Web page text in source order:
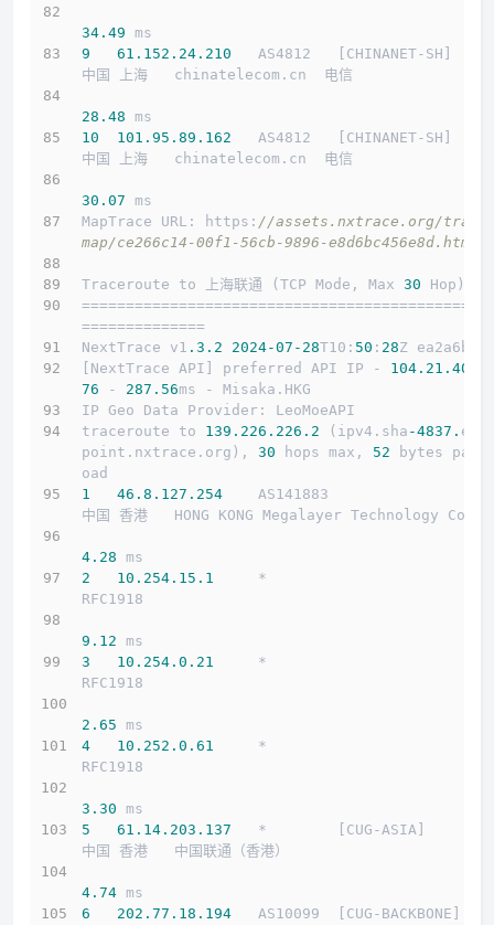
34.49 ms
9
61.152 .24 .210
   AS4812   [CHINANET-SH]
中国 上海   chinatelecom.cn  电信
28.48 ms
10
101.95 .89 .162
   AS4812   [CHINANET-SH]
中国 上海   chinatelecom.cn  电信
30.07 ms
MapTrace URL: https: //assets.nxtrace.org/trace
map/ce266c14-00f1-56cb-9896-e8d6bc456e8d.html
Traceroute to 上海联通 (TCP Mode, Max 30 Hop)
==============================================
==============
NextTrace v1 .3 .2 2024-07 -28T10: 50 : 28Z ea2a6b5
[NextTrace API] preferred API IP - 104.21 .40
76 - 287.56ms - Misaka.HKG
IP Geo Data Provider: LeoMoeAPI
traceroute to 139.226 .226 .2 (ipv4.sha -4837. end
point.nxtrace.org), 30 hops max, 52 bytes payl
oad
1
46.8 .127 .254
    AS141883
中国 香港   HONG KONG Megalayer Technology Co
4.28 ms
2
10.254 .15 .1
     *
RFC1918
9.12 ms
3
10.254 .0 .21
     *
RFC1918
2.65 ms
4
10.252 .0 .61
     *
RFC1918
3.30 ms
5
61.14 .203 .137
   *        [CUG-ASIA]
中国 香港   中国联通（香港）
4.74 ms
6
202.77 .18 .194
   AS10099  [CUG-BACKBONE]